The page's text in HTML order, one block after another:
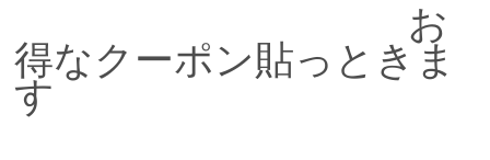
お
得なクーポン貼っときま
す